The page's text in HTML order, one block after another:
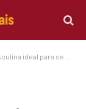
ideal para seu estilo